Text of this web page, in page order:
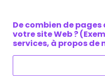
De combien de
votre site Web ?
services, à propos de